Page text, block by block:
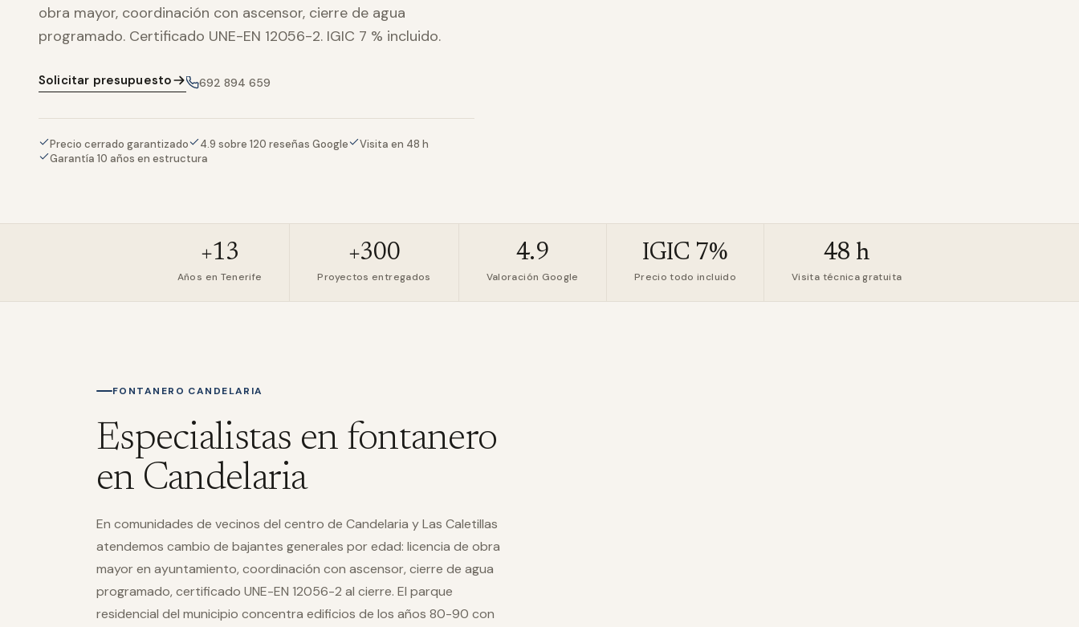
obra mayor, coordinación con ascensor, cierre de agua
programado. Certificado UNE-EN 12056-2. IGIC 7 % incluido.
Solicitar presupuesto 692 894 659
Precio cerrado garantizado 4.9 sobre 120 reseñas Google
Visita en 48 h
Garantía 10 años en estructura
+13
Años en Tenerife
+300
Proyectos entregados
4.9
Valoración Google
IGIC 7%
Precio todo incluido
48 h
Visita técnica gratuita
FONTANERO CANDELARIA
Especialistas en fontanero
en Candelaria
En comunidades de vecinos del centro de Candelaria y Las Caletillas
atendemos cambio de bajantes generales por edad: licencia de obra
mayor en ayuntamiento, coordinación con ascensor, cierre de agua
programado, certificado UNE-EN 12056-2 al cierre. El parque
residencial del municipio concentra edificios de los años 80-90 con